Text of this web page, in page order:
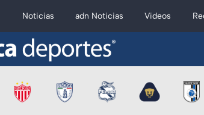
Noticias adn Noticias Videos